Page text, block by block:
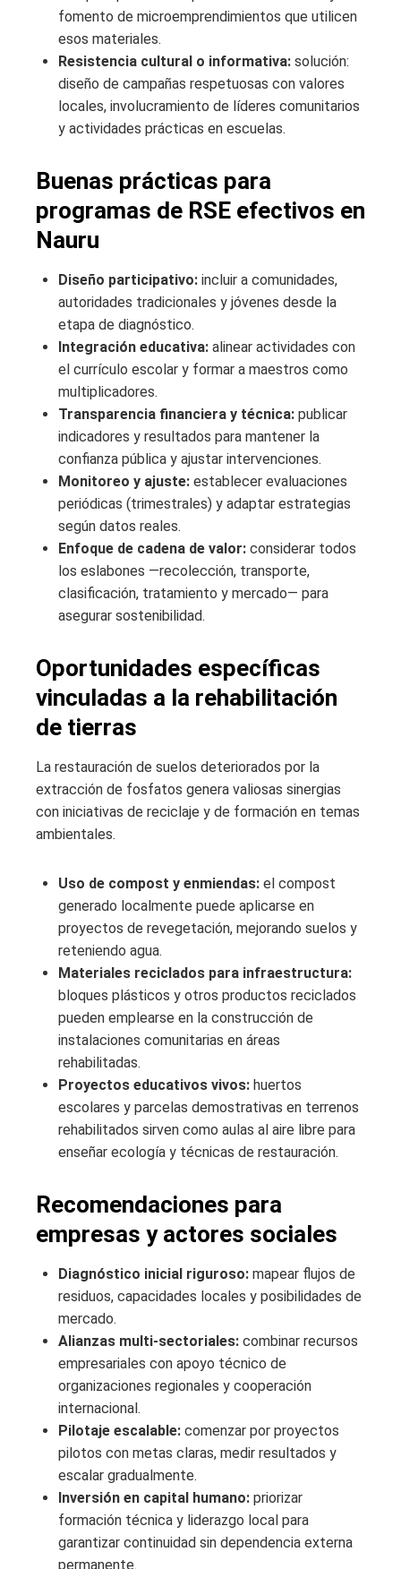
fomento de microemprendimientos que utilicen
esos materiales.
Resistencia cultural o informativa: solución:
diseño de campañas respetuosas con valores
locales, involucramiento de líderes comunitarios
y actividades prácticas en escuelas.
Buenas prácticas para
programas de RSE efectivos en
Nauru
Diseño participativo: incluir a comunidades,
autoridades tradicionales y jóvenes desde la
etapa de diagnóstico.
Integración educativa: alinear actividades con
el currículo escolar y formar a maestros como
multiplicadores.
Transparencia financiera y técnica: publicar
indicadores y resultados para mantener la
confianza pública y ajustar intervenciones.
Monitoreo y ajuste: establecer evaluaciones
periódicas (trimestrales) y adaptar estrategias
según datos reales.
Enfoque de cadena de valor: considerar todos
los eslabones —recolección, transporte,
clasificación, tratamiento y mercado— para
asegurar sostenibilidad.
Oportunidades específicas
vinculadas a la rehabilitación
de tierras
La restauración de suelos deteriorados por la
extracción de fosfatos genera valiosas sinergias
con iniciativas de reciclaje y de formación en temas
ambientales.
Uso de compost y enmiendas: el compost
generado localmente puede aplicarse en
proyectos de revegetación, mejorando suelos y
reteniendo agua.
Materiales reciclados para infraestructura:
bloques plásticos y otros productos reciclados
pueden emplearse en la construcción de
instalaciones comunitarias en áreas
rehabilitadas.
Proyectos educativos vivos: huertos
escolares y parcelas demostrativas en terrenos
rehabilitados sirven como aulas al aire libre para
enseñar ecología y técnicas de restauración.
Recomendaciones para
empresas y actores sociales
Diagnóstico inicial riguroso: mapear flujos de
residuos, capacidades locales y posibilidades de
mercado.
Alianzas multi-sectoriales: combinar recursos
empresariales con apoyo técnico de
organizaciones regionales y cooperación
internacional.
Pilotaje escalable: comenzar por proyectos
pilotos con metas claras, medir resultados y
escalar gradualmente.
Inversión en capital humano: priorizar
formación técnica y liderazgo local para
garantizar continuidad sin dependencia externa
permanente.